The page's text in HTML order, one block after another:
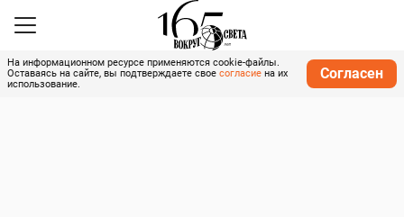
На информационном ресурсе применяются cookie-файлы.
Оставаясь на сайте, вы подтверждаете свое согласие на их
использование.
Согласен